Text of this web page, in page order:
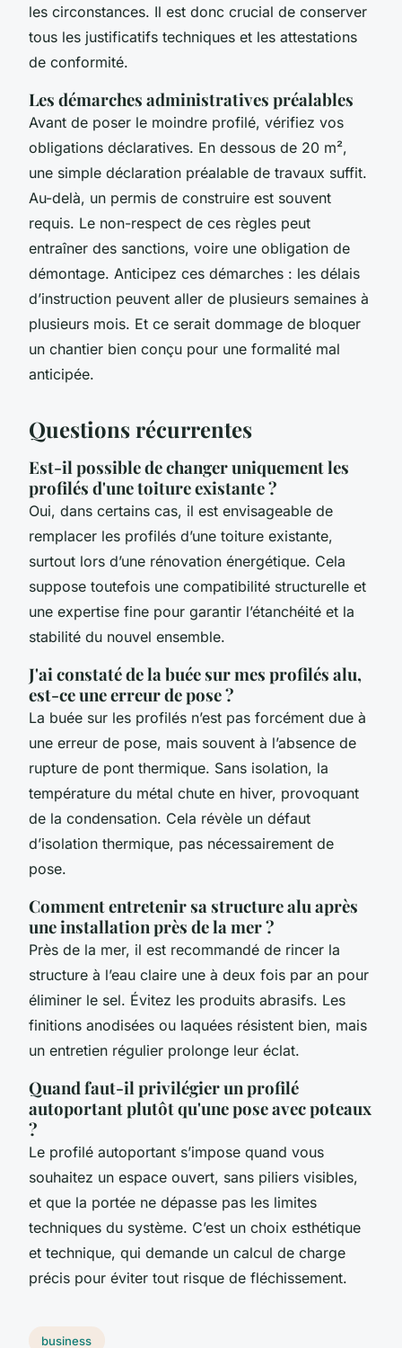
les circonstances. Il est donc crucial de conserver
tous les justificatifs techniques et les attestations
de conformité.
Les démarches administratives préalables
Avant de poser le moindre profilé, vérifiez vos
obligations déclaratives. En dessous de 20 m²,
une simple déclaration préalable de travaux suffit.
Au-delà, un permis de construire est souvent
requis. Le non-respect de ces règles peut
entraîner des sanctions, voire une obligation de
démontage. Anticipez ces démarches : les délais
d’instruction peuvent aller de plusieurs semaines à
plusieurs mois. Et ce serait dommage de bloquer
un chantier bien conçu pour une formalité mal
anticipée.
Questions récurrentes
Est-il possible de changer uniquement les
profilés d'une toiture existante ?
Oui, dans certains cas, il est envisageable de
remplacer les profilés d’une toiture existante,
surtout lors d’une rénovation énergétique. Cela
suppose toutefois une compatibilité structurelle et
une expertise fine pour garantir l’étanchéité et la
stabilité du nouvel ensemble.
J'ai constaté de la buée sur mes profilés alu,
est-ce une erreur de pose ?
La buée sur les profilés n’est pas forcément due à
une erreur de pose, mais souvent à l’absence de
rupture de pont thermique. Sans isolation, la
température du métal chute en hiver, provoquant
de la condensation. Cela révèle un défaut
d’isolation thermique, pas nécessairement de
pose.
Comment entretenir sa structure alu après
une installation près de la mer ?
Près de la mer, il est recommandé de rincer la
structure à l’eau claire une à deux fois par an pour
éliminer le sel. Évitez les produits abrasifs. Les
finitions anodisées ou laquées résistent bien, mais
un entretien régulier prolonge leur éclat.
Quand faut-il privilégier un profilé
autoportant plutôt qu'une pose avec poteaux
?
Le profilé autoportant s’impose quand vous
souhaitez un espace ouvert, sans piliers visibles,
et que la portée ne dépasse pas les limites
techniques du système. C’est un choix esthétique
et technique, qui demande un calcul de charge
précis pour éviter tout risque de fléchissement.
business